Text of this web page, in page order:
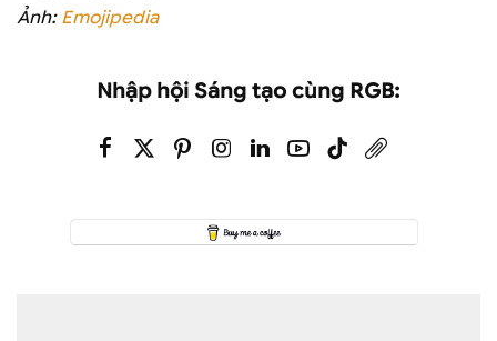
Ảnh: Emojipedia
Nhập hội Sáng tạo cùng RGB: